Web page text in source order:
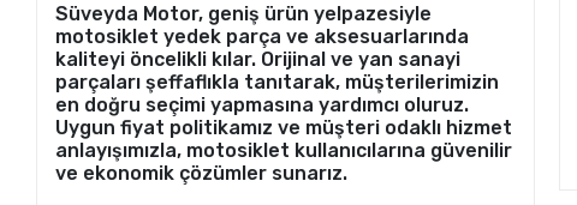
Süveyda Motor, geniş ürün yelpazesiyle
motosiklet yedek parça ve aksesuarlarında
kaliteyi öncelikli kılar. Orijinal ve yan sanayi
parçaları şeffaflıkla tanıtarak, müşterilerimizin
en doğru seçimi yapmasına yardımcı oluruz.
Uygun fiyat politikamız ve müşteri odaklı hizmet
anlayışımızla, motosiklet kullanıcılarına güvenilir
ve ekonomik çözümler sunarız.